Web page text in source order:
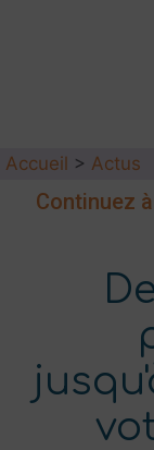
Accueil > Actus
Continuez